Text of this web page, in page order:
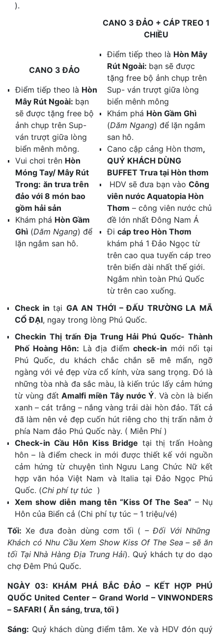
).
CANO 3 ĐẢO
Điểm tiếp theo là Hòn
Mây Rút Ngoài: bạn
sẽ được tặng free bộ
ảnh chụp trên Sup-
ván trượt giữa lòng
biển mênh mông.
Vui chơi trên Hòn
Móng Tay/ Mây Rút
Trong: ăn trưa trên
đảo với 8 món bao
gồm hải sản
Khám phá Hòn Gầm
Ghì (Dăm Ngang) để
lặn ngắm san hô.
CANO 3 ĐẢO + CÁP TREO 1
CHIỀU
Điểm tiếp theo là Hòn Mây
Rút Ngoài: bạn sẽ được
tặng free bộ ảnh chụp trên
Sup- ván trượt giữa lòng
biển mênh mông
Khám phá Hòn Gầm Ghì
(Dăm Ngang) để lặn ngắm
san hô.
Cano cập cảng Hòn thơm,
QUÝ KHÁCH DÙNG
BUFFET Trưa tại Hòn thơm
HDV sẽ đưa bạn vào Công
viên nước Aquatopia Hòn
Thơm – công viên nước chủ
đề lớn nhất Đông Nam Á
Đi cáp treo Hòn Thơm
khám phá 1 Đảo Ngọc từ
trên cao qua tuyến cáp treo
trên biển dài nhất thế giới.
Ngắm nhìn toàn Phú Quốc
từ trên cao xuống.
Check in tại GA AN THỚI – ĐẤU TRƯỜNG LA MÃ
CỔ ĐẠI, ngay trong lòng Phú Quốc.
Checkin Thị trấn Địa Trung Hải Phú Quốc- Thành
Phố Hoàng Hôn: Là địa điểmcheck-in mới nổi tại
Phú Quốc, du khách chắc chắn sẽ mê mẩn, ngỡ
ngàng với vẻ đẹp vừa cổ kính, vừa sang trọng. Đó là
những tòa nhà đa sắc màu, là kiến trúc lấy cảm hứng
từ vùng đấtAmalfi miền Tây nước Ý. Và còn là biển
xanh – cát trắng – nắng vàng trải dài hòn đảo. Tất cả
đã làm nên vẻ đẹp cuốn hút riêng cho thị trấn nằm ở
phía Nam đảo Phú Quốc này. ( Miễn Phí )
Check-in Cầu Hôn Kiss Bridge tại thị trấn Hoàng
hôn – là điểm check in mới được thiết kế với nguồn
cảm hứng từ chuyện tình Ngưu Lang Chức Nữ kết
hợp văn hóa Việt Nam và Italia tại Đảo Ngọc Phú
Quốc. (Chi phí tự túc )
Xem show diễn mang tên “Kiss Of The Sea” – Nụ
Hôn của Biển cả (Chi phí tự túc – 1 triệu/vé)
Tối: Xe đưa đoàn dùng cơm tối ( – Đối Với Những
Khách có Nhu Cầu Xem Show Kiss Of The Sea – sẽ ăn
tối Tại Nhà Hàng Địa Trung Hải). Quý khách tự do dạo
chợ Đêm Phú Quốc.
NGÀY 03: KHÁM PHÁ BẮC ĐẢO – KẾT HỢP PHÚ
QUỐC United Center – Grand World – VINWONDERS
– SAFARI ( Ăn sáng, trưa, tối )
Sáng: Quý khách dùng điểm tâm. Xe và HDV đón quý